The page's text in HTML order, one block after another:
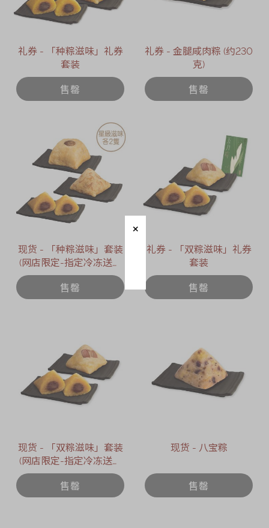
礼券 - 「种粽滋味」礼券
套装
售罄
礼券 - 金腿咸肉粽 (约230
克)
售罄
现货 - 「种粽滋味」套装
(网店限定-指定冷冻送货
日期 : 2026年6月12日)
售罄
礼券 - 「双粽滋味」礼券
套装
售罄
现货 - 「双粽滋味」套装
(网店限定-指定冷冻送货
日期 : 2026年6月12日)
售罄
现货 - 八宝粽
售罄